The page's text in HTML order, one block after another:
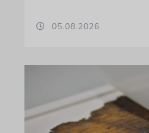
05.08.2026